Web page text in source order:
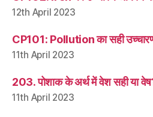
12th April 2023
CP101: Pollution का सही
11th April 2023
203. पोशाक के अर्थ में वेश सही या
11th April 2023